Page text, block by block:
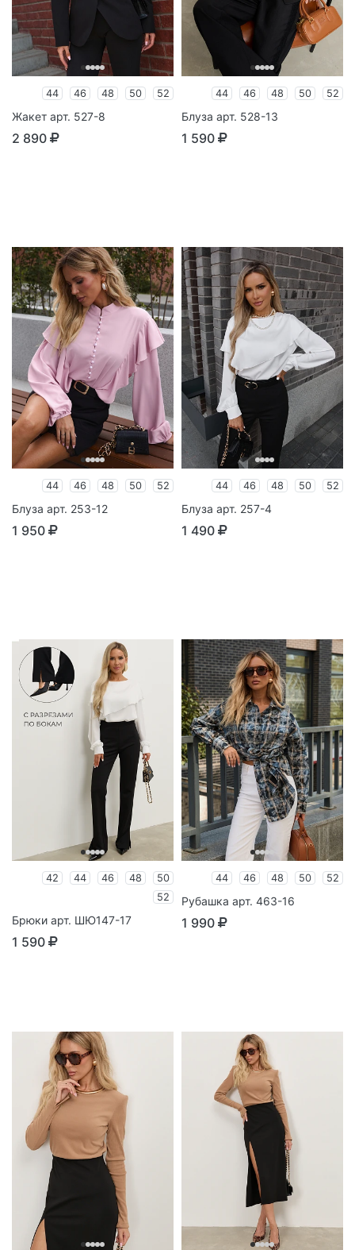
44 46 48 50 52
Жакет арт. 527-8
2 890
44 46 48 50 52
Блуза арт. 528-13
1 590
44 46 48 50 52
Блуза арт. 253-12
1 950
44 46 48 50 52
Блуза арт. 257-4
1 490
42 44 46 48
50
52
Брюки арт. ШЮ147-17
1 590
44 46 48 50 52
Рубашка арт. 463-16
1 990